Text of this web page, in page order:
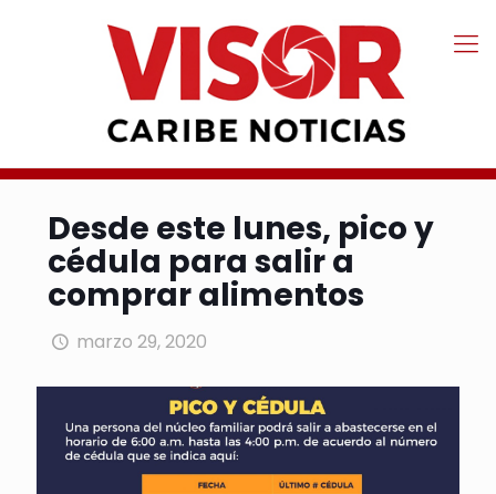
Desde este lunes, pico y
cédula para salir a
comprar alimentos
marzo 29, 2020